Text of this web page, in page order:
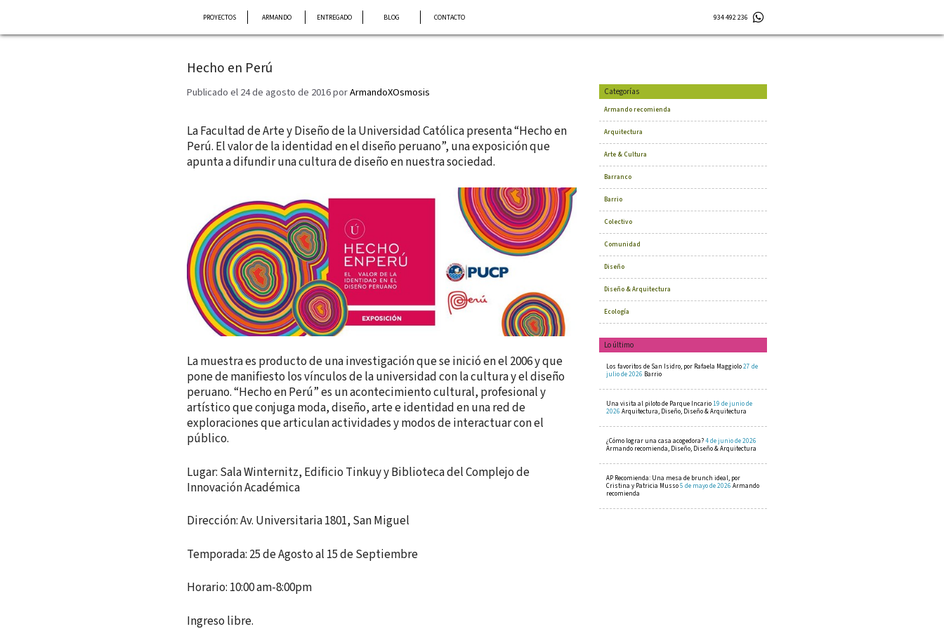
PROYECTOS ARMANDO ENTREGADO BLOG CONTACTO 934 492 236
contenido
Hecho en Perú
Publicado el 24 de agosto de 2016porArmandoXOsmosis
La Facultad de Arte y Diseño de la Universidad Católica presenta “Hecho en
Perú. El valor de la identidad en el diseño peruano”, una exposición que
apunta a difundir una cultura de diseño en nuestra sociedad.
La muestra es producto de una investigación que se inició en el 2006 y que
pone de manifiesto los vínculos de la universidad con la cultura y el diseño
peruano. “Hecho en Perú” es un acontecimiento cultural, profesional y
artístico que conjuga moda, diseño, arte e identidad en una red de
exploraciones que articulan actividades y modos de interactuar con el
público.
Lugar: Sala Winternitz, Edificio Tinkuy y Biblioteca del Complejo de
Innovación Académica
Dirección: Av. Universitaria 1801, San Miguel
Temporada: 25 de Agosto al 15 de Septiembre
Horario: 10:00 am-8:00pm
Ingreso libre.
Categorías
Armando recomienda
Arquitectura
Arte & Cultura
Barranco
Barrio
Colectivo
Comunidad
Diseño
Diseño & Arquitectura
Ecología
Lo último
Los favoritos de San Isidro, por Rafaela Maggiolo27 de
julio de 2026 Barrio
Una visita al piloto de Parque Incario19 de junio de
2026 Arquitectura, Diseño, Diseño & Arquitectura
¿Cómo lograr una casa acogedora?4 de junio de 2026
Armando recomienda, Diseño, Diseño & Arquitectura
AP Recomienda: Una mesa de brunch ideal, por
Cristina y Patricia Musso5 de mayo de 2026 Armando
recomienda